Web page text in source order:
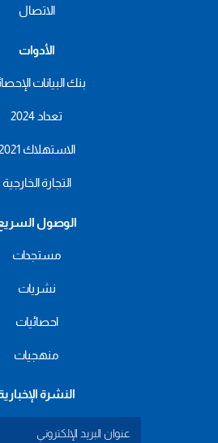
الاتصال
الأدوات
بنك البيانات
تعداد 2024
الاستهلاك 2021
التجارة الخارجية
الوصول
مستجدات
نشريات
احصائيات
منهجيات
النشرة